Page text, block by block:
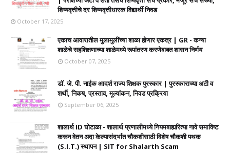
शिष्यवृत्तीचे दर शिष्यवृत्तीधारक विद्यार्थी निवड
October 17, 2025
एकाच आवारातील मुलामुलींच्या शाळा होणार एकत्र | GR - कन्या
शाळेचे सहशिक्षणाच्या शाळेमध्ये रूपांतरण करणेबाबत शासन निर्णय
October 07, 2025
डॉ. जे. पी. नाईक आदर्श राज्य शिक्षक पुरस्कार | पुरस्काराच्या अटी व
शर्थी, निकष, प्रस्ताव, मूल्यांकन, निवड प्रक्रिया
September 06, 2025
शालार्थ ID घोटाळा - शालार्थ प्रणालीमध्ये नियमबाह्यरित्या नावे समाविष्ट
करून वेतन अदा केल्यासंदर्भात चौकशीसाठी विशेष चौकशी पथक
(S.I.T.) स्थापन | SIT for Shalarth Scam